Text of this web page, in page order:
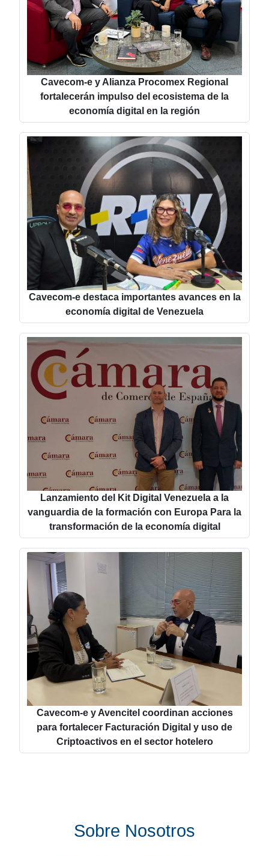
Cavecom-e y Alianza Procomex Regional
fortalecerán impulso del ecosistema de la
economía digital en la región
Cavecom-e destaca importantes avances en la
economía digital de Venezuela
Lanzamiento del Kit Digital Venezuela a la
vanguardia de la formación con Europa Para la
transformación de la economía digital
Cavecom-e y Avencitel coordinan acciones
para fortalecer Facturación Digital y uso de
Criptoactivos en el sector hotelero
Sobre Nosotros